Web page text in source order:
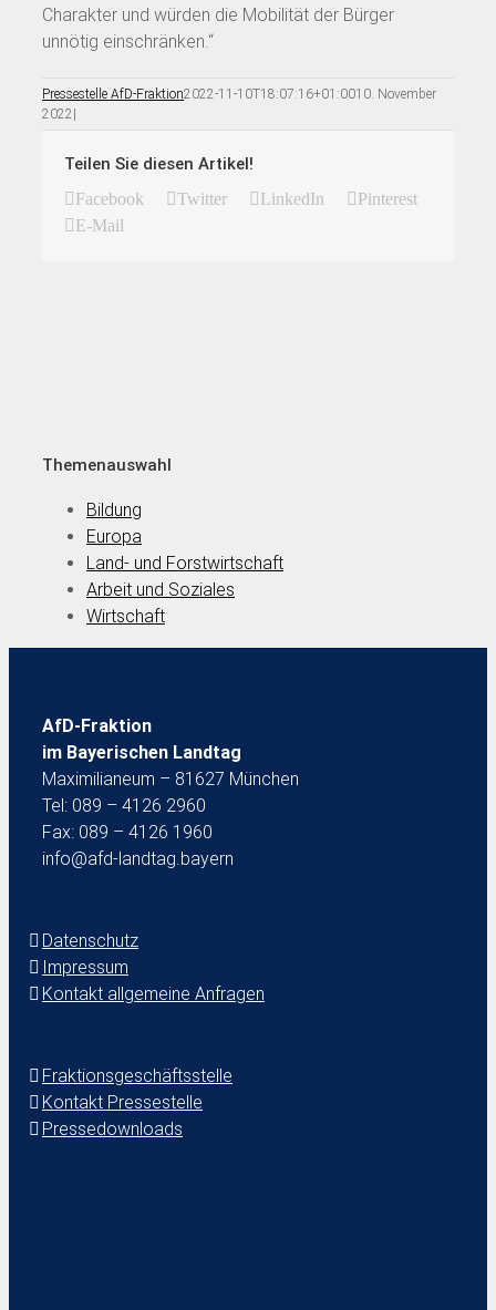
Charakter und würden die Mobilität der Bürger
unnötig einschränken.“
Pressestelle AfD-Fraktion2022-11-10T18:07:16+01:0010. November
2022 |
Teilen Sie diesen Artikel!
Facebook Twitter LinkedIn
Pinterest
E-Mail
Themenauswahl
Bildung
Europa
Land- und Forstwirtschaft
Arbeit und Soziales
Wirtschaft
AfD-Fraktion
im Bayerischen Landtag
Maximilianeum – 81627 München
Tel: 089 – 4126 2960
Fax: 089 – 4126 1960
info@afd-landtag.bayern
Datenschutz
Impressum
Kontakt allgemeine Anfragen
Fraktionsgeschäftsstelle
Kontakt Pressestelle
Pressedownloads